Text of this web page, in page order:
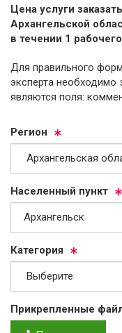
Цена услуги
Архангельской
в течении 1
Для правильного
эксперта необходимо
являются поля:
Ре­ги­он
На­се­лен­ный пункт
Ка­те­го­рия
Прик­реп­лен­ные